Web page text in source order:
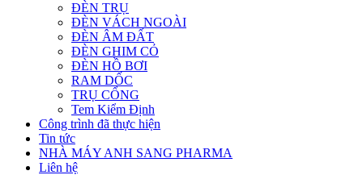
ĐÈN TRỤ
ĐÈN VÁCH NGOÀI
ĐÈN ÂM ĐẤT
ĐÈN GHIM CỎ
ĐÈN HỒ BƠI
RAM DỐC
TRỤ CỔNG
Tem Kiểm Định
Công trình đã thực hiện
Tin tức
NHÀ MÁY ANH SANG PHARMA
Liên hệ